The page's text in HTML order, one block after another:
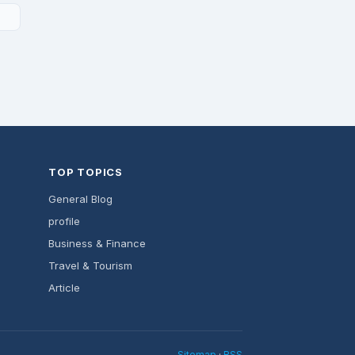
TOP TOPICS
General Blog
profile
Business & Finance
Travel & Tourism
Article